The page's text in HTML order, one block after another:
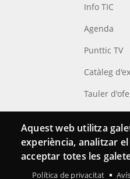
Info TIC
Agenda
Punttic TV
Catàleg
Tauler
Cerca el
Aquest web utilitza
experiència, analitzar
acceptar totes les
Política de privacitat